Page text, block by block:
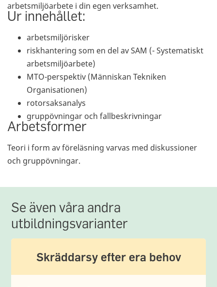
arbetsmiljöarbete i din egen verksamhet.
Ur innehållet:
arbetsmiljörisker
riskhantering som en del av SAM (- Systematiskt
arbetsmiljöarbete)
MTO-perspektiv (Människan Tekniken
Organisationen)
rotorsaksanalys
gruppövningar och fallbeskrivningar
Arbetsformer
Teori i form av föreläsning varvas med diskussioner
och gruppövningar.
Se även våra andra
utbildningsvarianter
Skräddarsy efter era behov